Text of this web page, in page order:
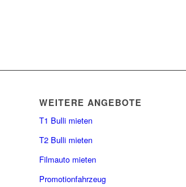
WEITERE ANGEBOTE
T1 Bulli mieten
T2 Bulli mieten
Filmauto mieten
Promotionfahrzeug